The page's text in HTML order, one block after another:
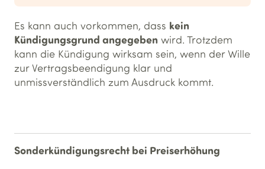
Es kann auch vorkommen, dass kein
Kündigungsgrund angegeben wird. Trotzdem
kann die Kündigung wirksam sein, wenn der Wille
zur Vertragsbeendigung klar und
unmissverständlich zum Ausdruck kommt.
Sonderkündigungsrecht bei Preiserhöhung